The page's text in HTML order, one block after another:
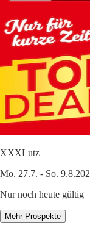
XXXLutz
Mo. 27.7. - So.
Nur noch heute gültig
Mehr Prospekte